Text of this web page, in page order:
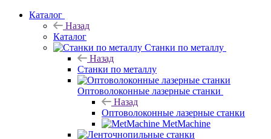
Каталог
Назад
Каталог
Станки по металлу
Назад
Станки по металлу
Оптоволоконные лазерные станки
Назад
Оптоволоконные лазерные станки
MetMachine